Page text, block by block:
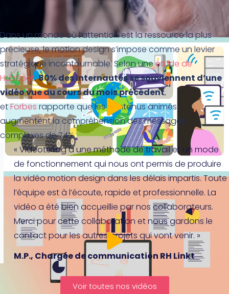
Dans un monde où l’attention est la ressource la plus
précieuse, le motion design s’impose comme un levier
stratégique incontournable. Selon uneétude de
HubSpot,80% des internautes se souviennent d’une
vidéo vue au cours du mois précédent,
etForbesrapporte que les contenus animés
augmentent la compréhension des messages
complexes de 74%.
« Videotelling a une méthode de travail et un mode
de fonctionnement qui nous ont permis de produire
la vidéo motion design dans les délais impartis. Toute
l’équipe est à l’écoute, rapide et professionnelle. La
vidéo a été bien accueillie par nos collaborateurs.
Merci pour cette collaboration et nous gardons le
contact pour les autres projets qui vont venir. »
M.P., Chargée de communication RH Linkt
Voir toutes nos vidéos